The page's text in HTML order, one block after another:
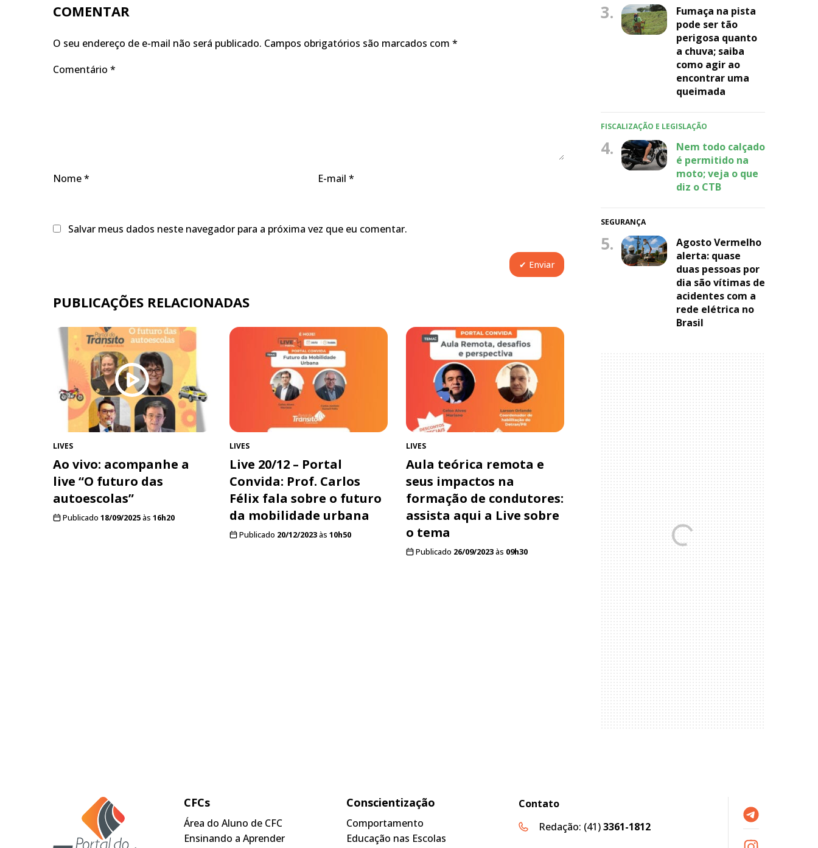
COMENTAR
O seu endereço de e-mail não será publicado. Campos obrigatórios são marcados com *
Comentário *
Nome* E-mail *
Salvar meus dados neste navegador para a próxima vez que eu comentar.
PUBLICAÇÕES RELACIONADAS
LIVES
Ao vivo: acompanhe a
live “O futuro das
autoescolas”
Publicado 18/09/2025às 16h20
LIVES
Live 20/12 – Portal
Convida: Prof. Carlos
Félix fala sobre o futuro
da mobilidade urbana
Publicado 20/12/2023às 10h50
LIVES
Aula teórica remota e
seus impactos na
formação de condutores:
assista aqui a Live sobre
o tema
Publicado 26/09/2023às 09h30
3.
Fumaça na pista
pode ser tão
perigosa quanto
a chuva; saiba
como agir ao
encontrar uma
queimada
FISCALIZAÇÃO E LEGISLAÇÃO
4.
Nem todo calçado
é permitido na
moto; veja o que
diz o CTB
SEGURANÇA
5.
Agosto Vermelho
alerta: quase
duas pessoas por
dia são vítimas de
acidentes com a
rede elétrica no
Brasil
CFCs
Área do Aluno de CFC
Ensinando a Aprender
Conscientização
Comportamento
Educação nas Escolas
Contato
Redação: (41)3361-1812